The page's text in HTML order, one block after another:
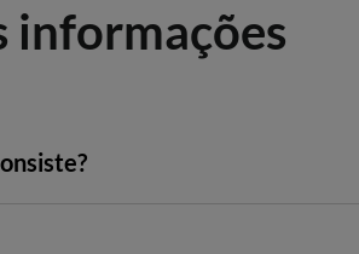
informações